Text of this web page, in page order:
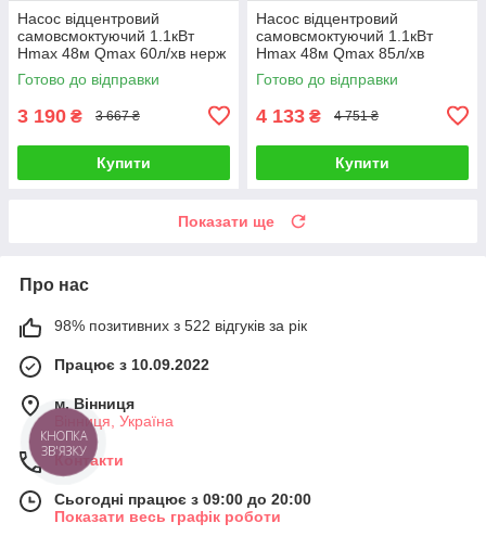
Насос відцентровий
самовсмоктуючий 1.1кВт
Hmax 48м Qmax 60л/хв нерж
WETRON JETS100 (775054)
Готово до відправки
3 190 ₴ 3 667 ₴
Купити
Насос відцентровий
самовсмоктуючий 1.1кВт
Hmax 48м Qmax 85л/хв
AQUATICA JSWa15M
(775084)
Готово до відправки
4 133 ₴ 4 751 ₴
Купити
Показати ще
Про нас
98% позитивних з 522 відгуків за рік
Працює з 10.09.2022
м. Вінниця
Вінниця, Україна
Контакти
Сьогодні працює з 09:00 до 20:00
Показати весь графік роботи
КНОПКА
ЗВ'ЯЗКУ